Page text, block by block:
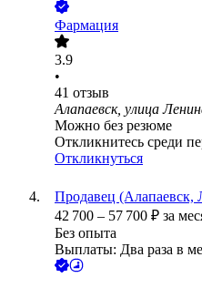
Фармация
3.9
•
41 отзыв
Алапаевск, улица
Можно без резюме
Откликнитесь среди
Откликнуться
Продавец (Алапаевск,
42 700 – 57 700 ₽ за
Без опыта
Выплаты: Два раза в